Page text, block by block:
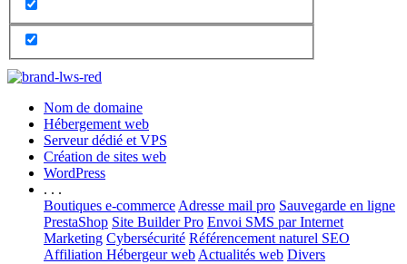
Nom de domaine
Hébergement web
Serveur dédié et VPS
Création de sites web
WordPress
. . .
Boutiques e-commerce Adresse mail pro Sauvegarde en ligne
PrestaShop Site Builder Pro Envoi SMS par Internet
Marketing Cybersécurité Référencement naturel SEO
Affiliation Hébergeur web Actualités web Divers